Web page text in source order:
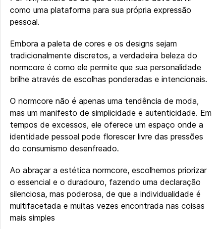
como uma plataforma para sua própria expressão
pessoal.
Embora a paleta de cores e os designs sejam
tradicionalmente discretos, a verdadeira beleza do
normcore é como ele permite que sua personalidade
brilhe através de escolhas ponderadas e intencionais.
O normcore não é apenas uma tendência de moda,
mas um manifesto de simplicidade e autenticidade. Em
tempos de excessos, ele oferece um espaço onde a
identidade pessoal pode florescer livre das pressões
do consumismo desenfreado.
Ao abraçar a estética normcore, escolhemos priorizar
o essencial e o duradouro, fazendo uma declaração
silenciosa, mas poderosa, de que a individualidade é
multifacetada e muitas vezes encontrada nas coisas
mais simples